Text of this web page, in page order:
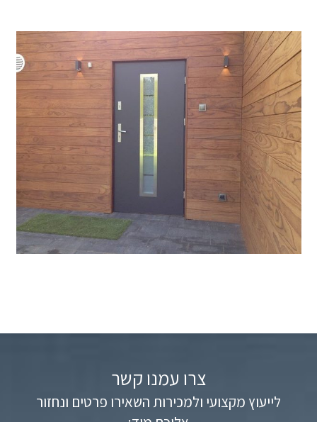
צרו עמנו קשר
לייעוץ מקצועי ולמכירות השאירו פרטים ונחזור